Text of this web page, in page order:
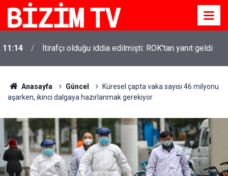
11:14 İtirafçı olduğu iddia edilmişti: ROK'tan yanıt geldi
Anasayfa Güncel
Küresel çapta vaka sayısı 46 milyonu
aşarken, ikinci dalgaya hazırlanmak gerekiyor